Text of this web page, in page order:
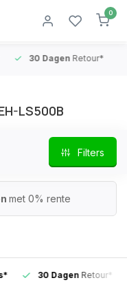
0
30 DagenRetour*
LS500B
Filters
met 0% rente
30 DagenRetour*